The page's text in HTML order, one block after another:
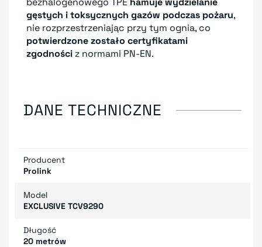
gęstych i toksycznych gazów podczas pożaru,
nie rozprzestrzeniając przy tym ognia, co
potwierdzone zostało certyfikatami
zgodności z normami PN-EN.
DANE TECHNICZNE
Producent
Prolink
Model
EXCLUSIVE TCV9290
Długość
20 metrów